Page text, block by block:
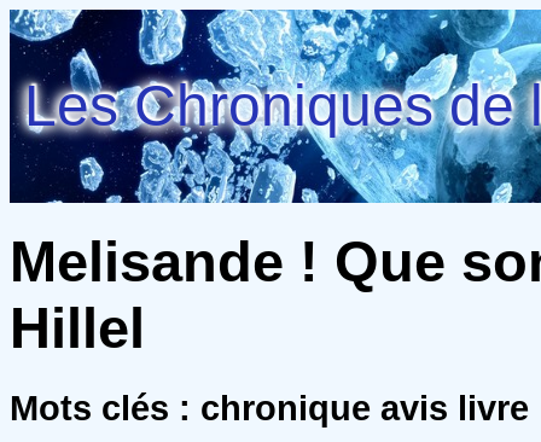
Les Chroniques de
Melisande ! Que
Hillel
Mots clés : chronique avis